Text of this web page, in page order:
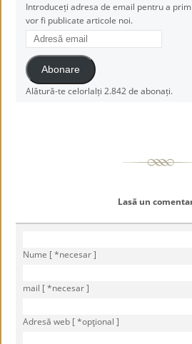
Introduceți adresa de email pentru a
vor fi publicate articole noi.
Adresă
email
Abonare
Alătură-te celorlalți 2.842 de abonați.
Lasă un
Nume [ *necesar ]
mail [ *necesar ]
Adresă web [ *opţional ]